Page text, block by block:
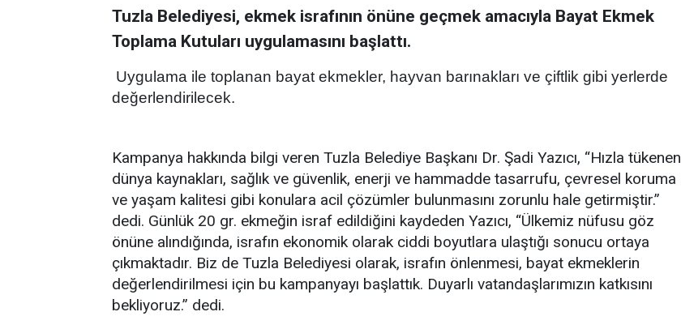
Tuzla Belediyesi, ekmek israfının önüne geçmek amacıyla Bayat Ekmek
Toplama Kutuları uygulamasını başlattı.
Uygulama ile toplanan bayat ekmekler, hayvan barınakları ve çiftlik gibi yerlerde
değerlendirilecek.
Kampanya hakkında bilgi veren Tuzla Belediye Başkanı Dr. Şadi Yazıcı, “Hızla tükenen
dünya kaynakları, sağlık ve güvenlik, enerji ve hammadde tasarrufu, çevresel koruma
ve yaşam kalitesi gibi konulara acil çözümler bulunmasını zorunlu hale getirmiştir.”
dedi. Günlük 20 gr. ekmeğin israf edildiğini kaydeden Yazıcı, “Ülkemiz nüfusu göz
önüne alındığında, israfın ekonomik olarak ciddi boyutlara ulaştığı sonucu ortaya
çıkmaktadır. Biz de Tuzla Belediyesi olarak, israfın önlenmesi, bayat ekmeklerin
değerlendirilmesi için bu kampanyayı başlattık. Duyarlı vatandaşlarımızın katkısını
bekliyoruz.” dedi.